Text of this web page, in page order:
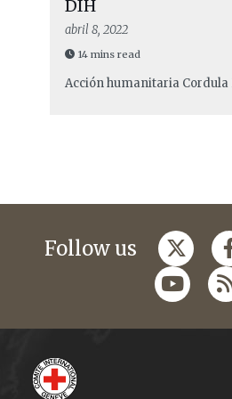
DIH
abril 8, 2022
14 mins read
Acción humanitaria Cordula
Follow us